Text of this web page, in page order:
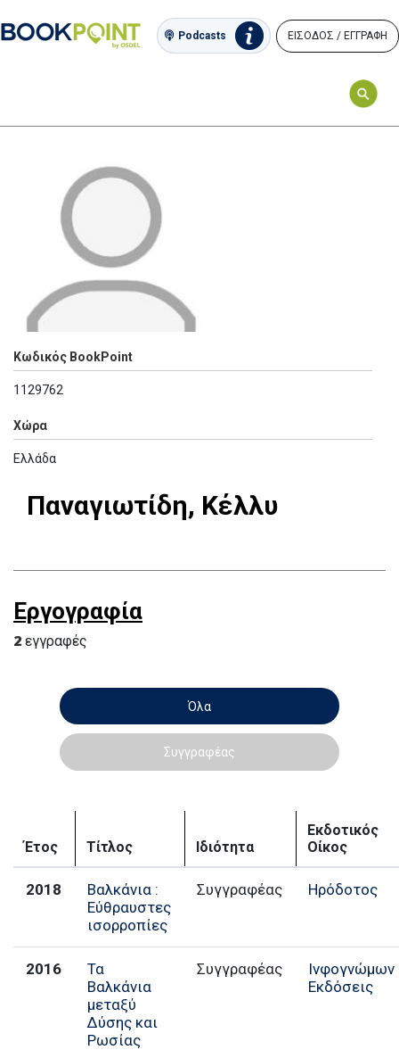
Podcasts ΕΙΣΟΔΟΣ / ΕΓΓΡΑΦΗ
Κωδικός BookPoint
1129762
Χώρα
Ελλάδα
Παναγιωτίδη, Κέλλυ
Εργογραφία
2 εγγραφές
Όλα
Συγγραφέας
Έτος Τίτλος Ιδιότητα
Εκδοτικός
Οίκος
2018
Βαλκάνια :
Εύθραυστες
ισορροπίες
Συγγραφέας Ηρόδοτος
2016
Τα
Βαλκάνια
μεταξύ
Δύσης και
Ρωσίας
Συγγραφέας
Ινφογνώμων
Εκδόσεις